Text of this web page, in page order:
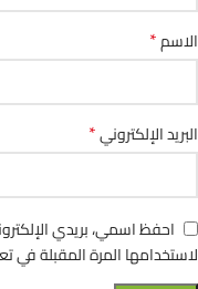
الاسم*
البريد الإلكتروني*
احفظ اسمي، بريدي
لاستخدامها المرة المقبلة في